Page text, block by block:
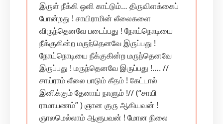
இருள் நீக்கி ஒளி காட்டும்… திருவிளக்கைப்
போன்றது ! சாயிராமின் லீலைகளை
விருந்தெனவே படைப்பது ! நோய்நொடியை
நீக்குகின்ற மருந்தெனவே இருப்பது !
நோய்நொடியை நீக்குகின்ற மருந்தெனவே
இருப்பது ! மருந்தெனவே இருப்பது !…. //
சாய்ராம் லீலை பாடும் கீதம் ! கேட்டால்
இனிக்கும் தேனாய் நாளும் !// (“சாயி
ராமாயணம்” ) ஞான குரு ஆகியவன் !
ஞாலமெல்லாம் ஆளுபவன் ! மோன நிலை